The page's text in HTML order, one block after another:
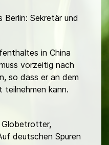
Berlin: Sekretär und
in China
vorzeitig nach
so dass er an dem
teilnehmen kann.
Globetrotter,
deutschen Spuren